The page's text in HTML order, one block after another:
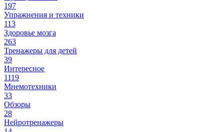
197
Упражнения и техники
113
Здоровье мозга
263
Тренажеры для детей
39
Интересное
1119
Мнемотехники
33
Обзоры
28
Нейротренажеры